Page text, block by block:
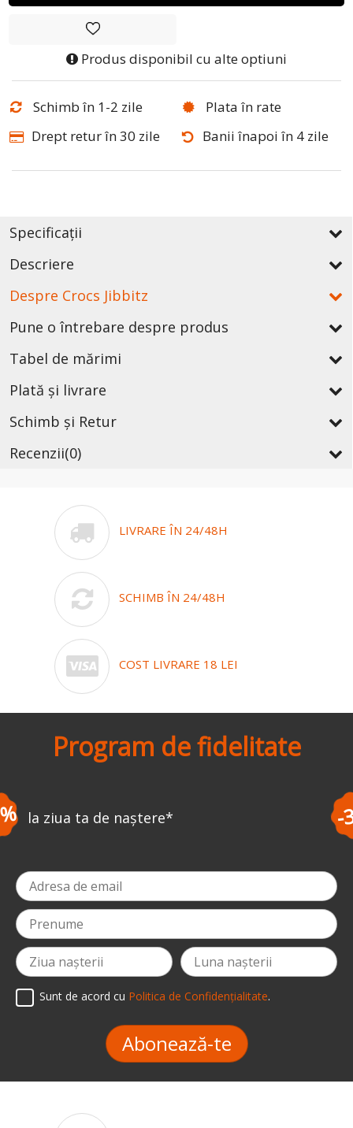
Produs disponibil cu alte optiuni
Schimb în 1-2 zile
Plata în rate
Drept retur în 30 zile
Banii înapoi în 4 zile
Specificații
Descriere
Despre Crocs Jibbitz
Pune o întrebare despre produs
Tabel de mărimi
Plată și livrare
Schimb și Retur
Recenzii(0)
LIVRARE ÎN 24/48H
SCHIMB ÎN 24/48H
COST LIVRARE 18 LEI
Program de fidelitate
* la prima
Sunt de acord cu Politica de Confidențialitate.
Abonează-te